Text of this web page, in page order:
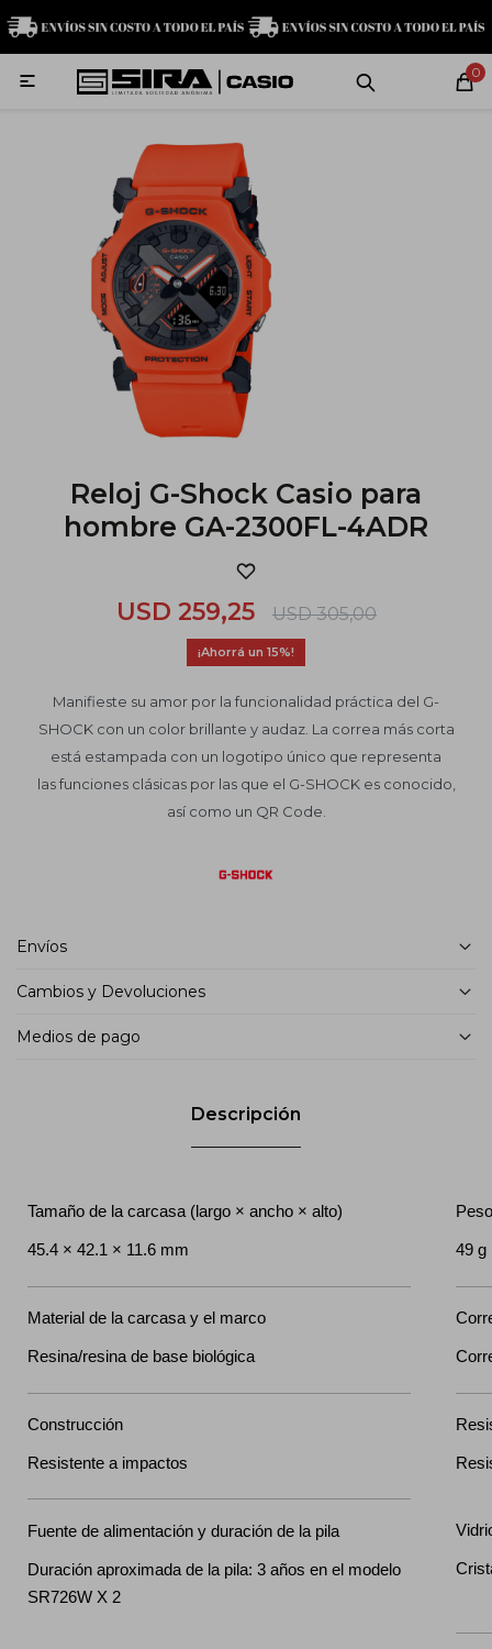
0

Reloj G-Shock Casio para
hombre GA-2300FL-4ADR
USD 259,25 USD 305,00
15
Manifieste su amor por la funcionalidad práctica del G-
SHOCK con un color brillante y audaz. La correa más corta
está estampada con un logotipo único que representa
las funciones clásicas por las que el G-SHOCK es conocido,
así como un QR Code.
Envíos
Cambios y Devoluciones
Medios de pago
Descripción
Tamaño de la carcasa (largo × ancho × alto)
45.4 × 42.1 × 11.6 mm
Peso
49 g
Material de la carcasa y el marco
Resina/resina de base biológica
Construcción
Resistente a impactos
Fuente de alimentación y duración de la pila
Duración aproximada de la pila: 3 años en el modelo
SR726W X 2
MI CUENTA
Relojes Servicio técnico Contacto
Baby-G